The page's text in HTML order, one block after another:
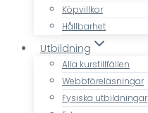
Köpvillkor
Hållbarhet
Utbildning
Alla kurstillfällen
Webbföreläsningar
Fysiska utbildningar